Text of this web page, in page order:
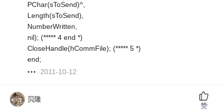
PChar(sToSend)^,
Length(sToSend),
NumberWritten,
nil); (***** 4 end *)
CloseHandle(hCommFile); (***** 5 *)
end;
2011-10-12
贝隆
赞